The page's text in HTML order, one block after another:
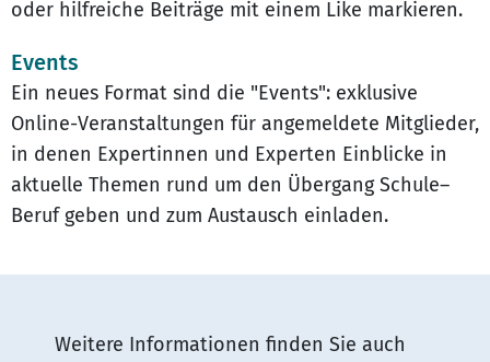
oder hilfreiche Beiträge mit einem Like markieren.
Events
Ein neues Format sind die "Events": exklusive
Online-Veranstaltungen für angemeldete Mitglieder,
in denen Expertinnen und Experten Einblicke in
aktuelle Themen rund um den Übergang Schule–
Beruf geben und zum Austausch einladen.
Weitere Informationen finden Sie auch